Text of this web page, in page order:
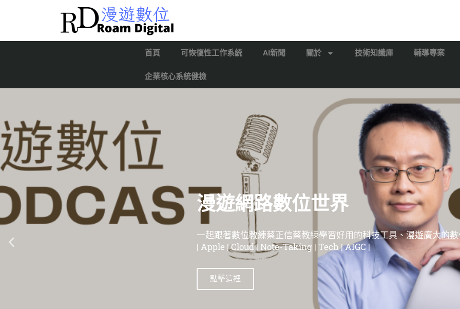
首頁 可恢復性工作系統 AI新聞 關於 技術知識庫 輔導專案
企業核心系統健檢
漫遊網路數
一起跟著數位教練蔡正信蔡教練學習好用的科技工具、漫遊在這個廣大
| 蘋果教學 | Evernote教學 | 筆記工具教學 | 雲端服務教學 |